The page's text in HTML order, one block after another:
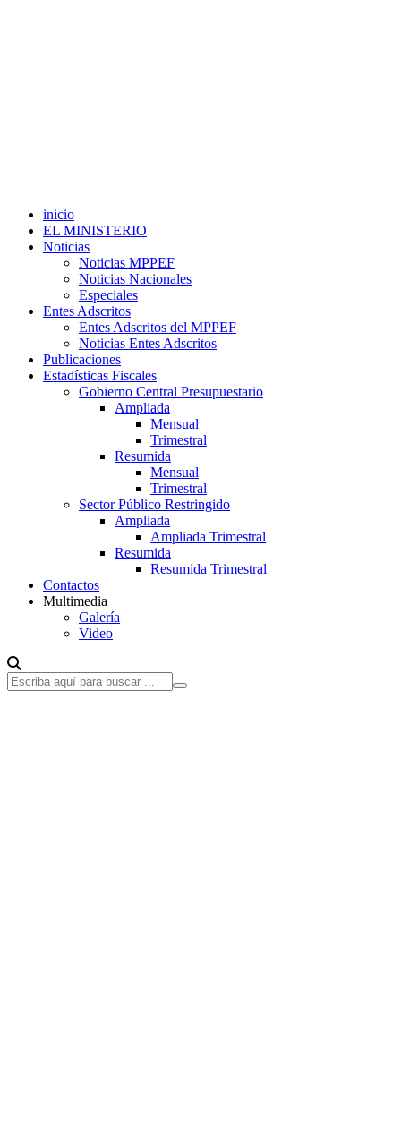
inicio
EL MINISTERIO
Noticias
Noticias MPPEF
Noticias Nacionales
Especiales
Entes Adscritos
Entes Adscritos del MPPEF
Noticias Entes Adscritos
Publicaciones
Estadísticas Fiscales
Gobierno Central Presupuestario
Ampliada
Mensual
Trimestral
Resumida
Mensual
Trimestral
Sector Público Restringido
Ampliada
Ampliada Trimestral
Resumida
Resumida Trimestral
Contactos
Multimedia
Galería
Video